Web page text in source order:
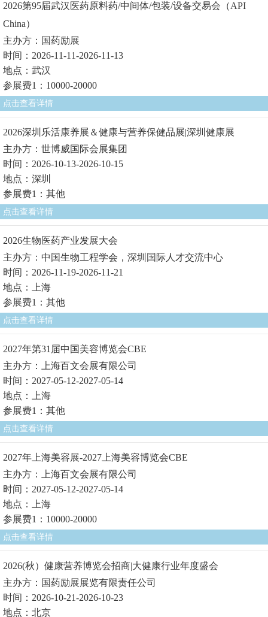
2026第95届武汉医药原料药/中间体/包装/设备交易会（API
China）
主办方：国药励展
时间：2026-11-11-2026-11-13
地点：武汉
参展费1：10000-20000
点击查看详情
2026深圳乐活康养展＆健康与营养保健品展|深圳健康展
主办方：世博威国际会展集团
时间：2026-10-13-2026-10-15
地点：深圳
参展费1：其他
点击查看详情
2026生物医药产业发展大会
主办方：中国生物工程学会，深圳国际人才交流中心
时间：2026-11-19-2026-11-21
地点：上海
参展费1：其他
点击查看详情
2027年第31届中国美容博览会CBE
主办方：上海百文会展有限公司
时间：2027-05-12-2027-05-14
地点：上海
参展费1：其他
点击查看详情
2027年上海美容展-2027上海美容博览会CBE
主办方：上海百文会展有限公司
时间：2027-05-12-2027-05-14
地点：上海
参展费1：10000-20000
点击查看详情
2026(秋）健康营养博览会招商|大健康行业年度盛会
主办方：国药励展展览有限责任公司
时间：2026-10-21-2026-10-23
地点：北京